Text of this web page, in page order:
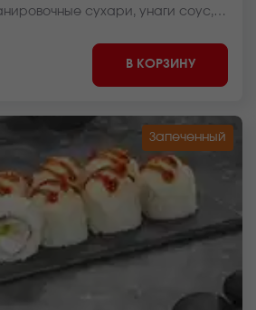
сухари, унаги соус,
В КОРЗИНУ
Запеченный